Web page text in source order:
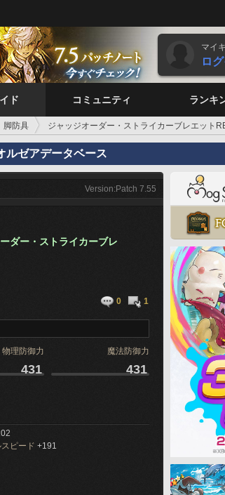
マイ
ロ
ド コミュニティ ランキ
脚防具 ジャッジオーダー・ストライカーブレエット
ルゼアデータベース
Version:Patch 7.55
ダー・ストライカーブレ
0 1
物理防御力 魔法防御力
431 431
ピード +191